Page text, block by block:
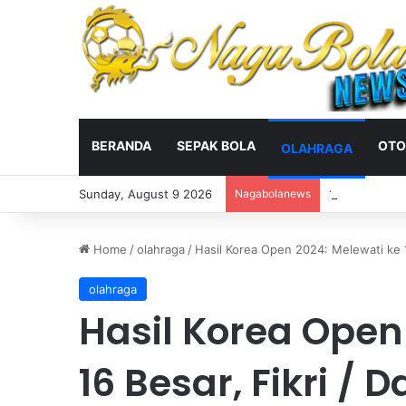
BERANDA SEPAK BOLA OLAHRAGA
Sunday, August 9 2026 Nagabolanews 16 pemain
Home /olahraga / Hasil Korea Open 2024: Melewati ke
olahraga
Hasil Korea
16 Besar, Fikri /